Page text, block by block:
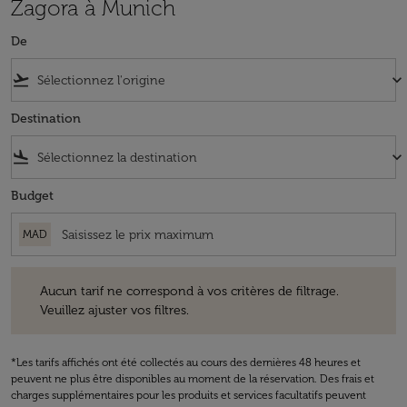
Zagora à Munich
De
flight_takeoff keyboard_arrow_down
Destination
flight_land keyboard_arrow_down
Budget
MAD
Aucun tarif ne correspond à vos critères de filtrage.
Veuillez ajuster vos filtres.
*Les tarifs affichés ont été collectés au cours des dernières 48 heures et
peuvent ne plus être disponibles au moment de la réservation. Des frais et
charges supplémentaires pour les produits et services facultatifs peuvent